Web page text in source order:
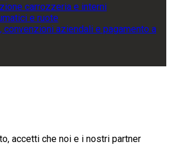
carrozzeria e interni
e ruote
convenzioni aziendali e pagamento a
accetti che noi e i nostri partner